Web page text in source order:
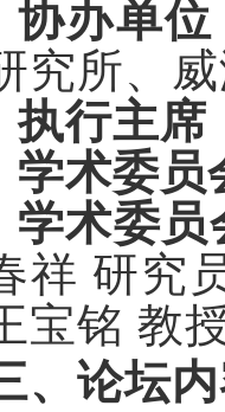
协办单位
究所、
执行主席
学术委员
学术委员
祥 研究
宝铭 教
、论坛